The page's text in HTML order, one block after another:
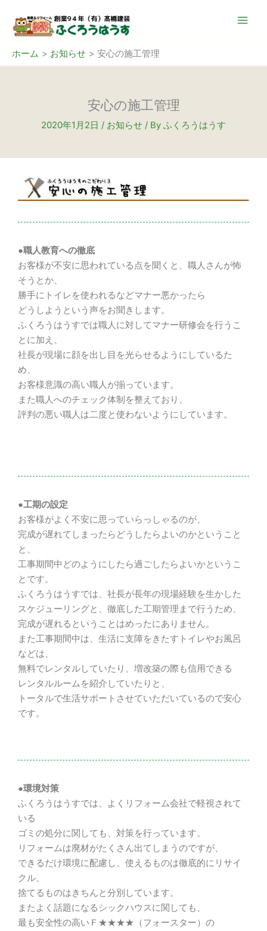
キ
ホーム お知らせ 安心の施工管理
安心の施工管理
2020年1月2日 / お知らせ / By ふくろうはうす
●職人教育への徹底
お客様が不安に思われている点を聞くと、職人さんが怖
そうとか、
勝手にトイレを使われるなどマナー悪かったら
どうしようという声をお聞きします。
ふくろうはうすでは職人に対してマナー研修会を行うこ
とに加え、
社長が現場に顔を出し目を光らせるようにしているた
め、
お客様意識の高い職人が揃っています。
また職人へのチェック体制を整えており、
評判の悪い職人は二度と使わないようにしています。
●工期の設定
お客様がよく不安に思っていらっしゃるのが、
完成が遅れてしまったらどうしたらよいのかということ
と、
工事期間中どのようにしたら過ごしたらよいかというこ
とです。
ふくろうはうすでは、社長が長年の現場経験を生かした
スケジューリングと、徹底した工期管理まで行うため、
完成が遅れるということはめったにありません。
また工事期間中は、生活に支障をきたすトイレやお風呂
などは、
無料でレンタルしていたり、増改築の際も信用できる
レンタルルームを紹介していたりと、
トータルで生活サポートさせていただいているので安心
です。
●環境対策
ふくろうはうすでは、よくリフォーム会社で軽視されて
いる
ゴミの処分に関しても、対策を行っています。
リフォームは廃材がたくさん出てしまうのですが、
できるだけ環境に配慮し、使えるものは徹底的にリサイ
クル、
捨てるものはきちんと分別しています。
またよく話題になるシックハウスに関しても、
最も安全性の高いＦ★★★★（フォースター）の